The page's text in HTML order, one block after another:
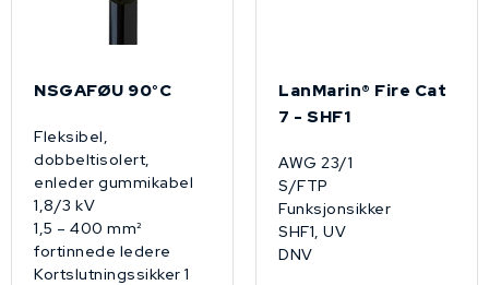
NSGAFØU 90°C
Fleksibel,
dobbeltisolert,
enleder gummikabel
1,8/3 kV
1,5 – 400 mm²
fortinnede ledere
Kortslutningssikker 1
LanMarin® Fire Cat
7 - SHF1
AWG 23/1
S/FTP
Funksjonsikker
SHF1, UV
DNV